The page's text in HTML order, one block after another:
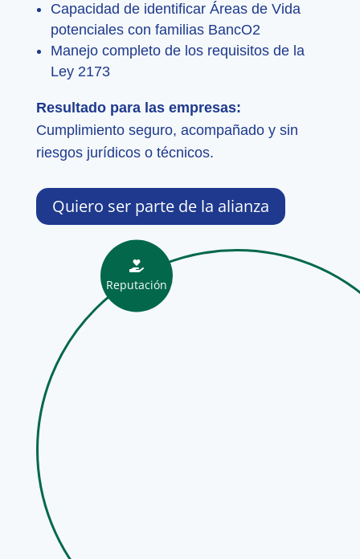
Capacidad de identificar Áreas de Vida
potenciales con familias BancO2
Manejo completo de los requisitos de la
Ley 2173
Resultado para las empresas:
Cumplimiento seguro, acompañado y sin
riesgos jurídicos o técnicos.
Quiero ser parte de la alianza

Reputación